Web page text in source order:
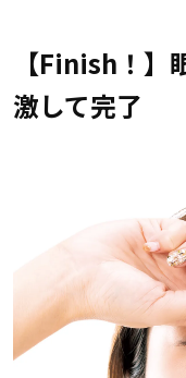
【Finish！】
激して完了